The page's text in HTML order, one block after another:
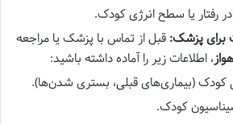
رفتار یا سطح انرژی کودک.
برای پزشک: قبل از تماس با پزشک یا مراجعه
، اطلاعات زیر را آماده داشته باشید:
کودک (بیماری‌های قبلی، بستری شدن‌ها).
کودک.